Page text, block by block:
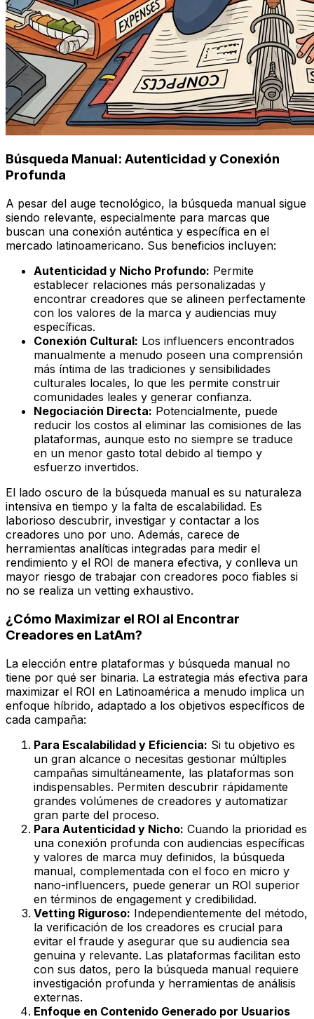
Búsqueda Manual: Autenticidad y Conexión
Profunda
A pesar del auge tecnológico, la búsqueda manual sigue
siendo relevante, especialmente para marcas que
buscan una conexión auténtica y específica en el
mercado latinoamericano. Sus beneficios incluyen:
Autenticidad y Nicho Profundo: Permite
establecer relaciones más personalizadas y
encontrar creadores que se alineen perfectamente
con los valores de la marca y audiencias muy
específicas.
Conexión Cultural: Los influencers encontrados
manualmente a menudo poseen una comprensión
más íntima de las tradiciones y sensibilidades
culturales locales, lo que les permite construir
comunidades leales y generar confianza.
Negociación Directa: Potencialmente, puede
reducir los costos al eliminar las comisiones de las
plataformas, aunque esto no siempre se traduce
en un menor gasto total debido al tiempo y
esfuerzo invertidos.
El lado oscuro de la búsqueda manual es su naturaleza
intensiva en tiempo y la falta de escalabilidad. Es
laborioso descubrir, investigar y contactar a los
creadores uno por uno. Además, carece de
herramientas analíticas integradas para medir el
rendimiento y el ROI de manera efectiva, y conlleva un
mayor riesgo de trabajar con creadores poco fiables si
no se realiza un vetting exhaustivo.
¿Cómo Maximizar el ROI al Encontrar
Creadores en LatAm?
La elección entre plataformas y búsqueda manual no
tiene por qué ser binaria. La estrategia más efectiva para
maximizar el ROI en Latinoamérica a menudo implica un
enfoque híbrido, adaptado a los objetivos específicos de
cada campaña:
Para Escalabilidad y Eficiencia: Si tu objetivo es
un gran alcance o necesitas gestionar múltiples
campañas simultáneamente, las plataformas son
indispensables. Permiten descubrir rápidamente
grandes volúmenes de creadores y automatizar
gran parte del proceso.
Para Autenticidad y Nicho: Cuando la prioridad es
una conexión profunda con audiencias específicas
y valores de marca muy definidos, la búsqueda
manual, complementada con el foco en micro y
nano-influencers, puede generar un ROI superior
en términos de engagement y credibilidad.
Vetting Riguroso: Independientemente del método,
la verificación de los creadores es crucial para
evitar el fraude y asegurar que su audiencia sea
genuina y relevante. Las plataformas facilitan esto
con sus datos, pero la búsqueda manual requiere
investigación profunda y herramientas de análisis
externas.
Enfoque en Contenido Generado por Usuarios